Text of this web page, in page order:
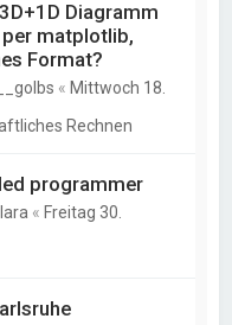
Diagramm
per matplotlib,
Format?
« Mittwoch 18.
Rechnen
programmer
« Freitag 30.